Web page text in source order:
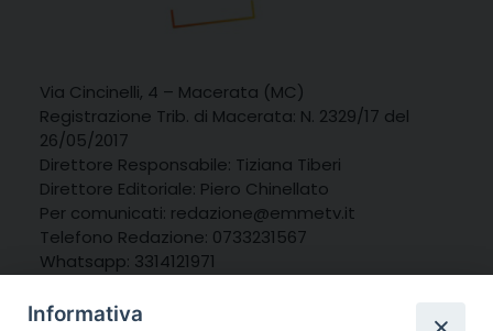
Via Cincinelli, 4 – Macerata (MC)
Registrazione Trib. di Macerata: N. 2329/17 del
26/05/2017
Direttore Responsabile: Tiziana Tiberi
Direttore Editoriale: Piero Chinellato
Per comunicati: redazione@emmetv.it
Telefono Redazione: 0733231567
Whatsapp: 3314121971
Informativa